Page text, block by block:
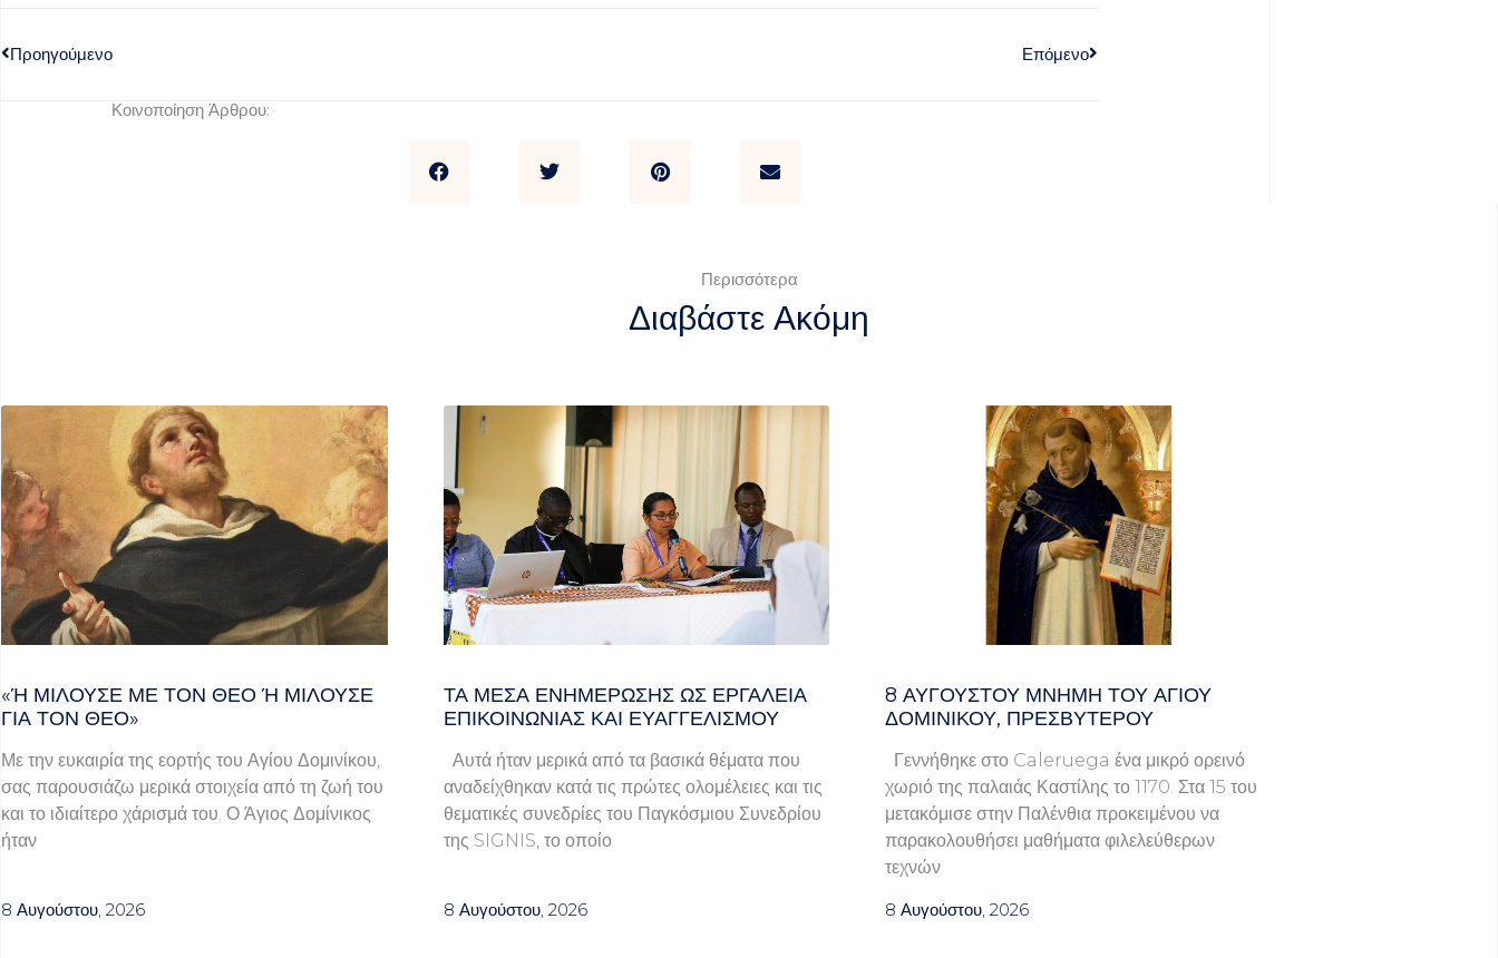
Προηγούμενο Επόμενο
Κοινοποίηση Άρθρου:
Περισσότερα
Διαβάστε Ακόμη
«Ή ΜΙΛΟΎΣΕ ΜΕ ΤΟΝ ΘΕΌ Ή ΜΙΛΟΎΣΕ ΓΙ
Α ΤΟΝ ΘΕΌ»
Με την ευκαιρία της εορτής του Αγίου Δομινίκου,
σας παρουσιάζω μερικά στοιχεία από τη ζωή του
και το ιδιαίτερο χάρισμά του. Ο Άγιος Δομίνικος
ήταν
8 Αυγούστου, 2026
ΤΑ ΜΈΣΑ ΕΝΗΜΈΡΩΣΗΣ ΩΣ ΕΡΓΑΛΕΊΑ
ΕΠΙΚΟΙΝΩΝΊΑΣ ΚΑΙ ΕΥΑΓΓΕΛΙΣΜΟΎ
Αυτά ήταν μερικά από τα βασικά θέματα που
αναδείχθηκαν κατά τις πρώτες ολομέλειες και τις
θεματικές συνεδρίες του Παγκόσμιου Συνεδρίου
της SIGNIS, το οποίο
8 Αυγούστου, 2026
8 ΑΥΓΟΥΣΤΟΥ ΜΝΗΜΗ ΤΟΥ ΑΓΙΟΥ
ΔΟΜΙΝΙΚΟΥ, ΠΡΕΣΒΥΤΕΡΟΥ
Γεννήθηκε στο Caleruega ένα μικρό ορεινό
χωριό της παλαιάς Καστίλης το 1170. Στα 15 του
μετακόμισε στην Παλένθια προκειμένου να
παρακολουθήσει μαθήματα φιλελεύθερων
τεχνών
8 Αυγούστου, 2026